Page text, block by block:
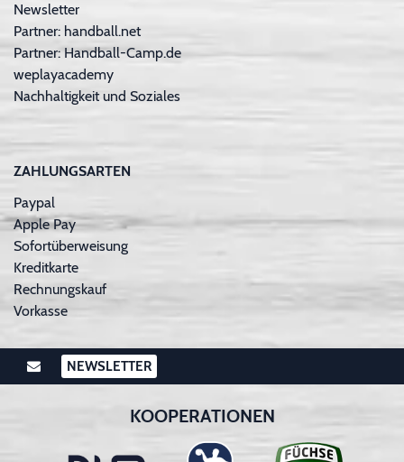
Newsletter
Partner: handball.net
Partner: Handball-Camp.de
weplayacademy
Nachhaltigkeit und Soziales
ZAHLUNGSARTEN
Paypal
Apple Pay
Sofortüberweisung
Kreditkarte
Rechnungskauf
Vorkasse
NEWSLETTER
KOOPERATIONEN